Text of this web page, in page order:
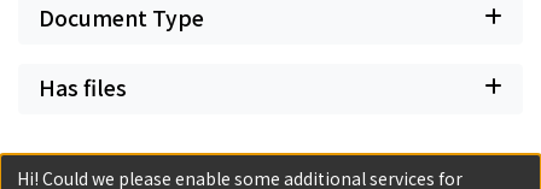
Document Type
Has files
Hi! Could we please enable some additional services for